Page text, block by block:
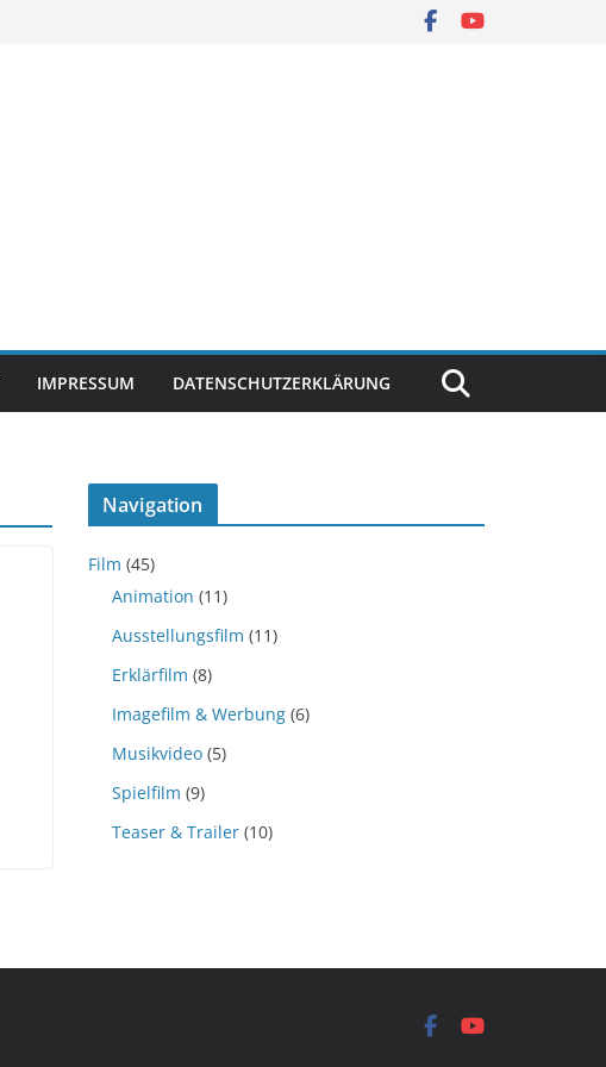
IMPRESSUM DATENSCHUTZERKLÄRUNG
Navigation
Film (45)
Animation (11)
Ausstellungsfilm (11)
Erklärfilm (8)
Imagefilm & Werbung (6)
Musikvideo (5)
Spielfilm (9)
Teaser & Trailer (10)